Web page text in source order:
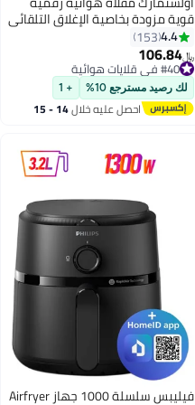
قوية مزودة بخاصية الإغلاق التلقائي
2.5 L 1200 W OMAF2448R أسود4.4
153
﷼‏106.84
#40 في قلايات هوائية
#40 في قلايات هوائية
لك رصيد مسترجع 10% + 1
احصل عليه خلال 14 - 15
فيليبس سلسلة 1000 جهاز Airfryer